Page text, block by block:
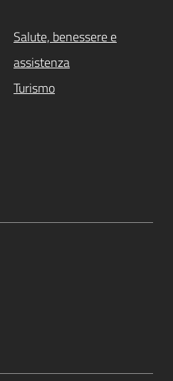
Salute, benessere e
assistenza
Turismo